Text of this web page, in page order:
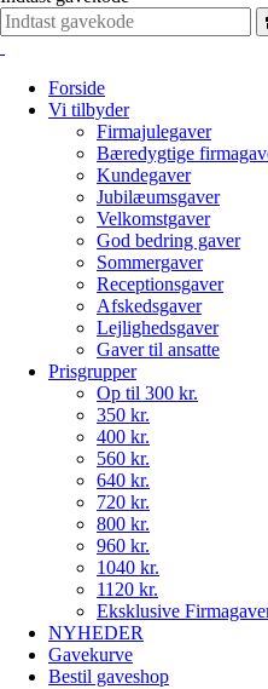
Forside
Vi tilbyder
Firmajulegaver
Bæredygtige
Kundegaver
Jubilæumsgaver
Velkomstgaver
God bedring gaver
Sommergaver
Receptionsgaver
Afskedsgaver
Lejlighedsgaver
Gaver til ansatte
Prisgrupper
Op til 300 kr.
350 kr.
400 kr.
560 kr.
640 kr.
720 kr.
800 kr.
960 kr.
1040 kr.
1120 kr.
Eksklusive
NYHEDER
Gavekurve
Bestil gaveshop